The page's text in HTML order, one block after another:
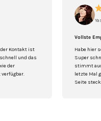
Kontakt ist
und das
der
verfügbar.
Vollste
Habe hier
Super
stimmt
letzte Mal
Seite